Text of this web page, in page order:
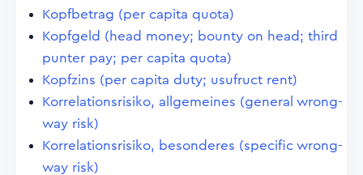
Kopfbetrag (per capita quota)
Kopfgeld (head money; bounty on head; third
punter pay; per capita quota)
Kopfzins (per capita duty; usufruct rent)
Korrelationsrisiko, allgemeines (general wrong-
way risk)
Korrelationsrisiko, besonderes (specific wrong-
way risk)